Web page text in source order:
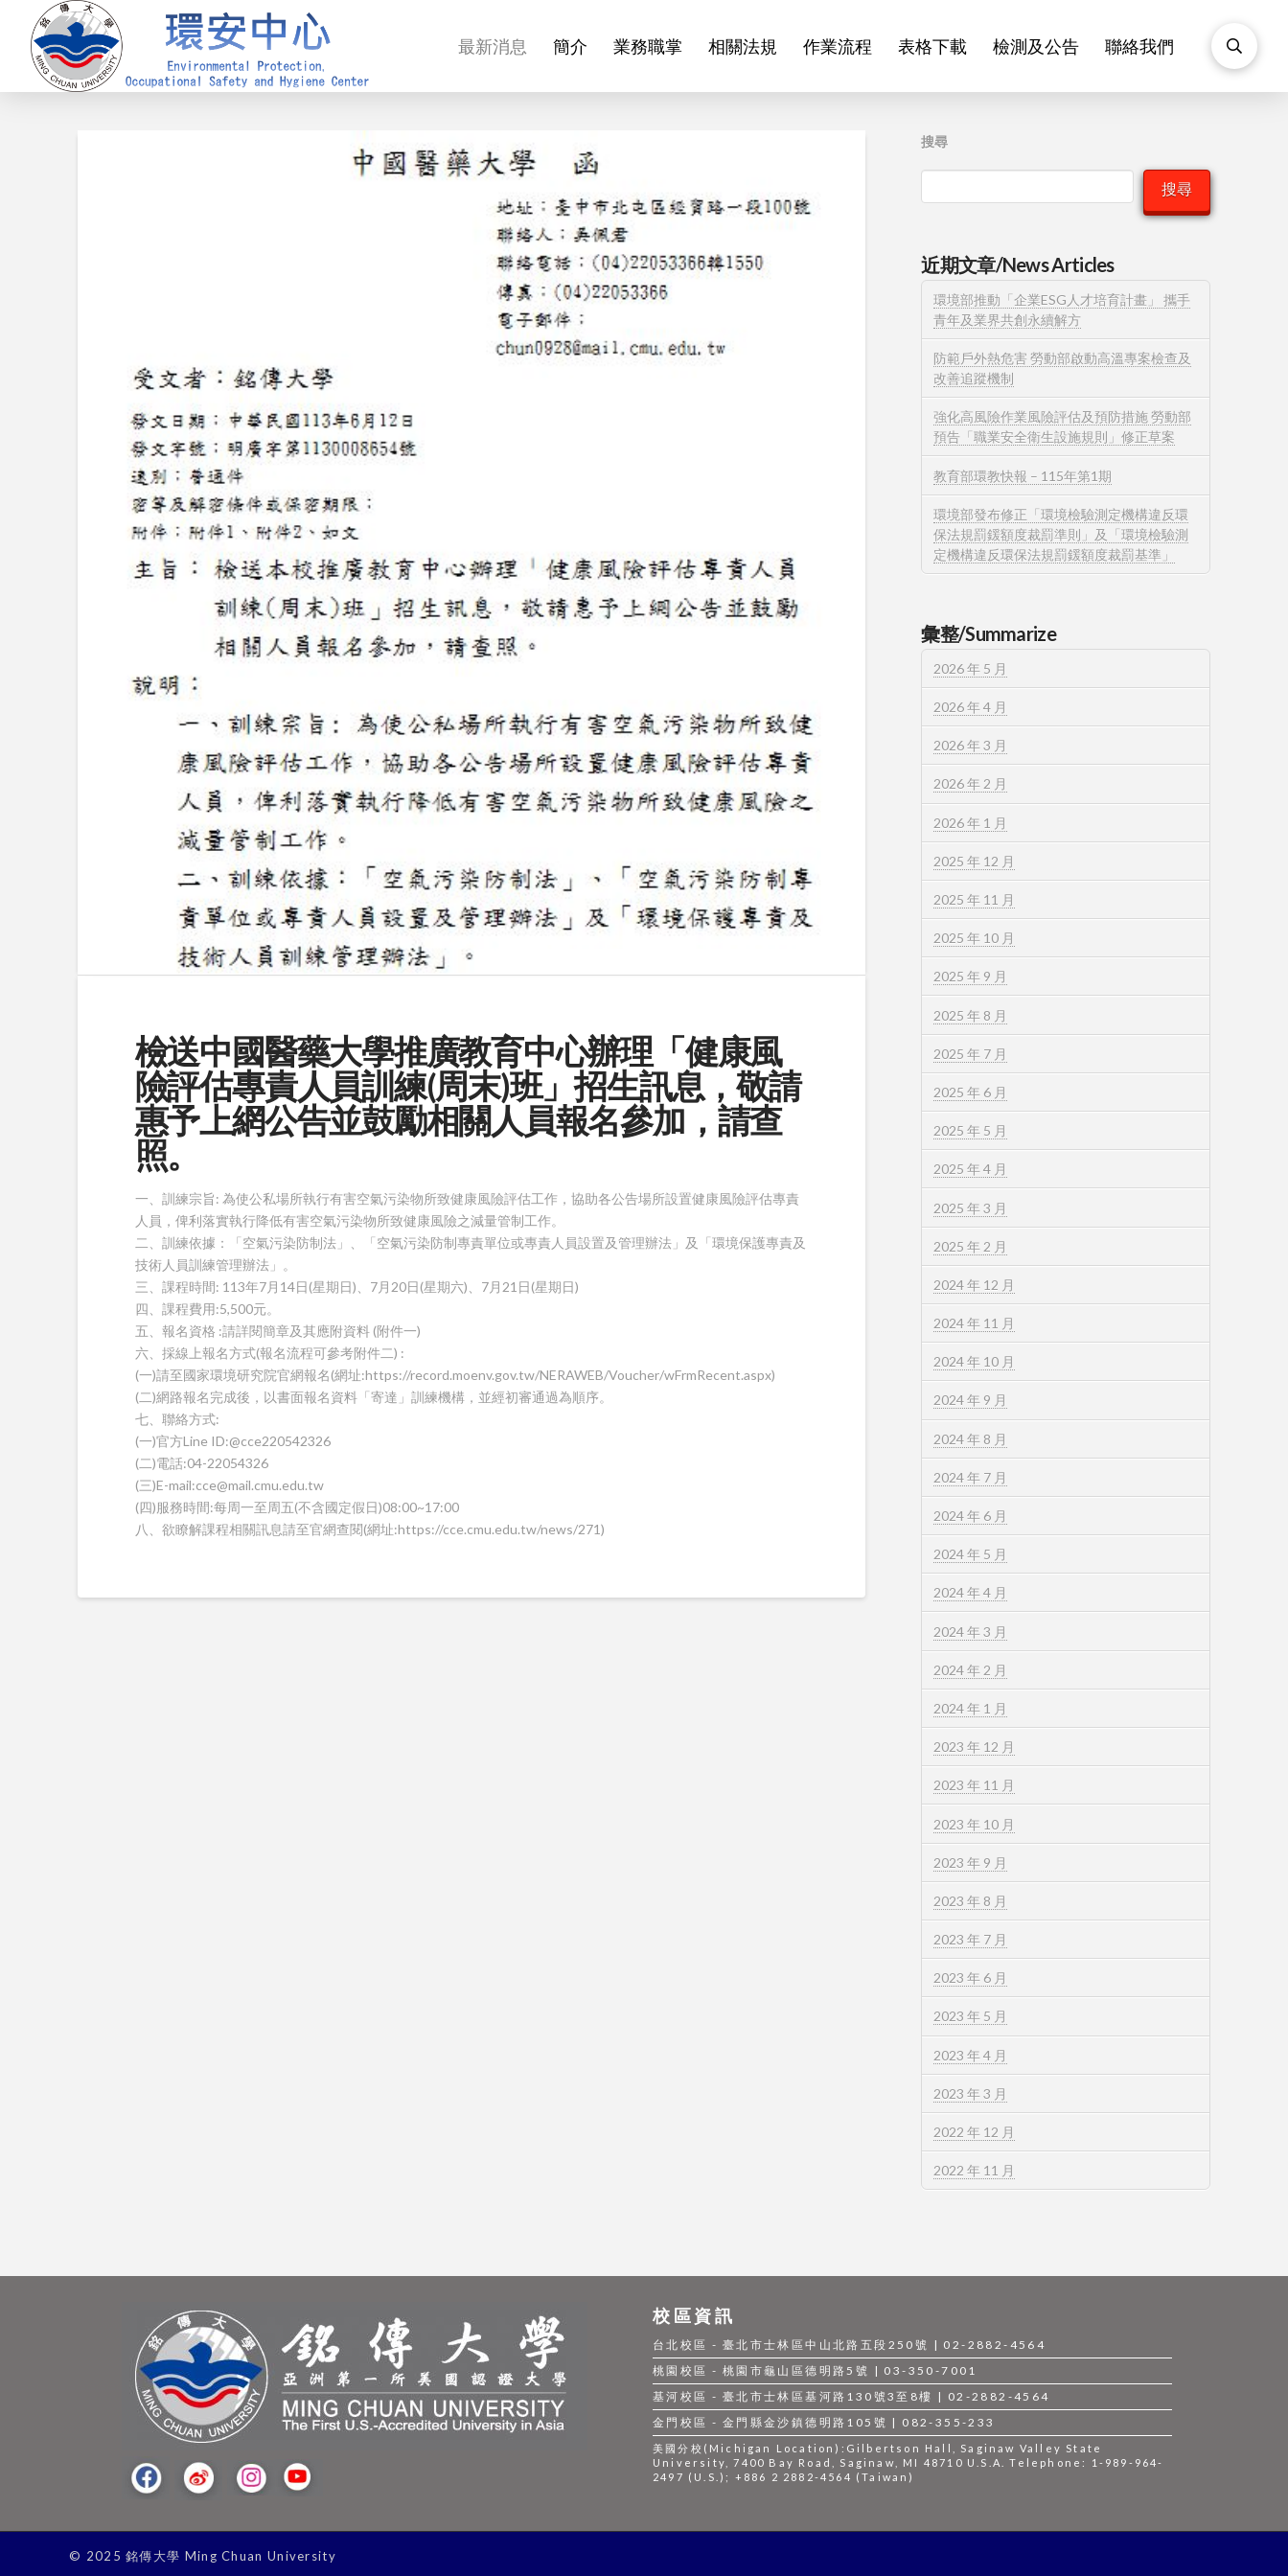
最新消息 簡介 業務職掌 相關法規 作業流程 表格下載 檢測及公告 聯絡我們
檢送中國醫藥大學推廣教育中心辦理「健康風
險評估專責人員訓練(周末)班」招生訊息，敬請
惠予上網公告並鼓勵相關人員報名參加，請查
照。
一、訓練宗旨: 為使公私場所執行有害空氣污染物所致健康風險評估工作，協助各公告場所設置健康風險評估專責
人員，俾利落實執行降低有害空氣污染物所致健康風險之減量管制工作。
二、訓練依據：「空氣污染防制法」、「空氣污染防制專責單位或專責人員設置及管理辦法」及「環境保護專責及
技術人員訓練管理辦法」。
三、課程時間: 113年7月14日(星期日)、7月20日(星期六)、7月21日(星期日)
四、課程費用:5,500元。
五、報名資格 :請詳閱簡章及其應附資料 (附件一)
六、採線上報名方式(報名流程可參考附件二) :
(一)請至國家環境研究院官網報名(網址:https://record.moenv.gov.tw/NERAWEB/Voucher/wFrmRecent.aspx)
(二)網路報名完成後，以書面報名資料「寄達」訓練機構，並經初審通過為順序。
七、聯絡方式:
(一)官方Line ID:@cce220542326
(二)電話:04-22054326
(三)E-mail:cce@mail.cmu.edu.tw
(四)服務時間:每周一至周五(不含國定假日)08:00~17:00
八、欲瞭解課程相關訊息請至官網查閱(網址:https://cce.cmu.edu.tw/news/271)
搜尋
搜尋
近期文章/News Articles
環境部推動「企業ESG人才培育計畫」 攜手
青年及業界共創永續解方
防範戶外熱危害 勞動部啟動高溫專案檢查及
改善追蹤機制
強化高風險作業風險評估及預防措施 勞動部
預告「職業安全衛生設施規則」修正草案
教育部環教快報 – 115年第1期
環境部發布修正「環境檢驗測定機構違反環
保法規罰鍰額度裁罰準則」及「環境檢驗測
定機構違反環保法規罰鍰額度裁罰基準」
彙整/Summarize
2026 年 5 月
2026 年 4 月
2026 年 3 月
2026 年 2 月
2026 年 1 月
2025 年 12 月
2025 年 11 月
2025 年 10 月
2025 年 9 月
2025 年 8 月
2025 年 7 月
2025 年 6 月
2025 年 5 月
2025 年 4 月
2025 年 3 月
2025 年 2 月
2024 年 12 月
2024 年 11 月
2024 年 10 月
2024 年 9 月
2024 年 8 月
2024 年 7 月
2024 年 6 月
2024 年 5 月
2024 年 4 月
2024 年 3 月
2024 年 2 月
2024 年 1 月
2023 年 12 月
2023 年 11 月
2023 年 10 月
2023 年 9 月
2023 年 8 月
2023 年 7 月
2023 年 6 月
2023 年 5 月
2023 年 4 月
2023 年 3 月
2022 年 12 月
2022 年 11 月
校區資訊
台北校區 - 臺北市士林區中山北路五段250號 | 02-2882-4564
桃園校區 - 桃園市龜山區德明路5號 | 03-350-7001
基河校區 - 臺北市士林區基河路130號3至8樓 | 02-2882-4564
金門校區 - 金門縣金沙鎮德明路105號 | 082-355-233
美國分校(Michigan Location):Gilbertson Hall, Saginaw Valley State
University, 7400 Bay Road, Saginaw, MI 48710 U.S.A. Telephone: 1-989-964-
2497 (U.S.); +886 2 2882-4564 (Taiwan)
© 2025 銘傳大學 Ming Chuan University